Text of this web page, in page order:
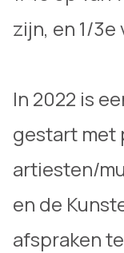
zijn, en 1/3e
In 2022 is
gestart met
artiesten/
en de
afspraken